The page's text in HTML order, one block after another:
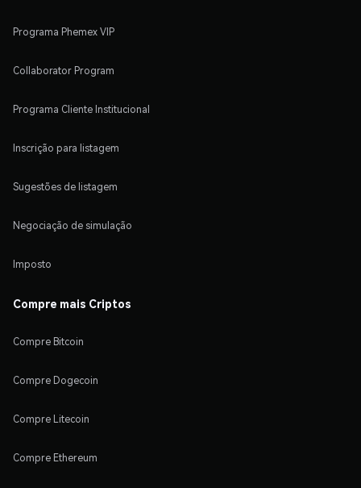
Programa Phemex VIP
Collaborator Program
Programa Cliente Institucional
Inscrição para listagem
Sugestões de listagem
Negociação de simulação
Imposto
Compre mais Criptos
Compre Bitcoin
Compre Dogecoin
Compre Litecoin
Compre Ethereum